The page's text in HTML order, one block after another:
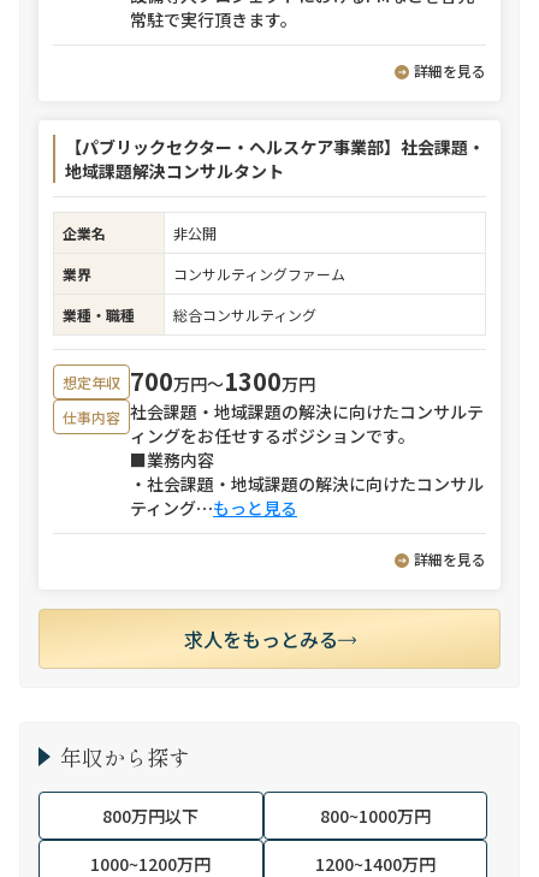
常駐で実行頂きます。
詳細を見る
【パブリックセクター・ヘルスケア事業部】社会課題・
地域課題解決コンサルタント
企業名
非公開
業界
コンサルティングファーム
業種・職種
総合コンサルティング
想定年収 700万円〜1300万円
仕事内容 社会課題・地域課題の解決に向けたコンサルテ
ィングをお任せするポジションです。
■業務内容
・社会課題・地域課題の解決に向けたコンサル
ティング⋯もっと見る
詳細を見る
求人をもっとみる
年収から探す
800万円以下
800~1000万円
1000~1200万円
1200~1400万円